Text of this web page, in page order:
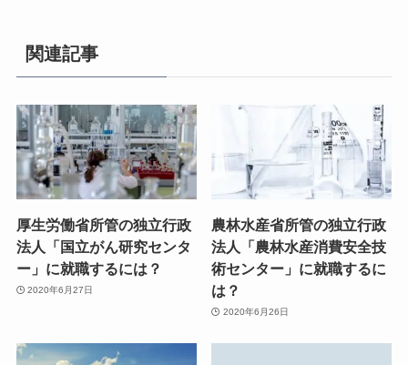
関連記事
厚生労働省所管の独立行政
法人「国立がん研究センタ
ー」に就職するには？
2020年6月27日
農林水産省所管の独立行政
法人「農林水産消費安全技
術センター」に就職するに
は？
2020年6月26日